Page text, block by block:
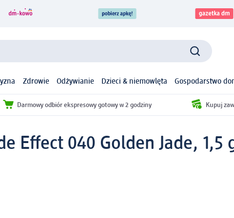
Zdrowie Odżywianie Dzieci & niemowlęta Gospodarstwo
Darmowy odbiór ekspresowy gotowy w 2 godziny Kupuj
Effect 040 Golden Jade, 1,5